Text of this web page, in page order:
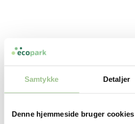
Samtykke Detaljer
Denne hjemmeside bruger cookies